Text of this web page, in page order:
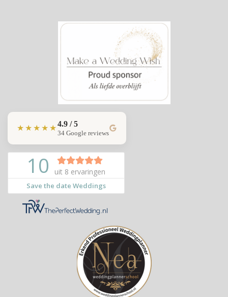
★★★★★4.9 / 5
34 Google reviews